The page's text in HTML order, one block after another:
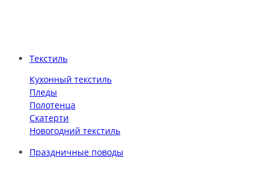
Текстиль
Кухонный текстиль
Пледы
Полотенца
Скатерти
Новогодний текстиль
Праздничные поводы